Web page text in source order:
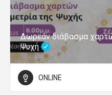
Δωρεάν διάβασμα
Ψυχή
ONLINE